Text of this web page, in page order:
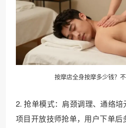
按摩店全身按摩多少钱？
2. 抢单模式：肩颈调理、通络
项目开放技师抢单，用户下单